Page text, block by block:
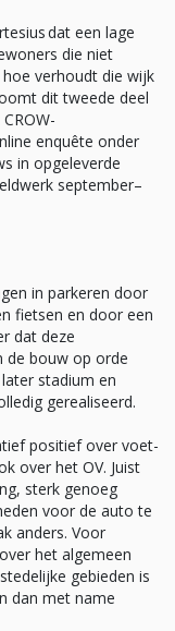
dat een lage
die niet
verhoudt die wijk
dit tweede deel
enquête onder
in opgeleverde
september–
in parkeren door
fietsen en door een
dat deze
de bouw op orde
stadium en
gerealiseerd.
positief over voet-
over het OV. Juist
sterk genoeg
voor de auto te
anders. Voor
het algemeen
gebieden is
dan met name